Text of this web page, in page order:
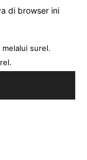
di browser ini
surel.